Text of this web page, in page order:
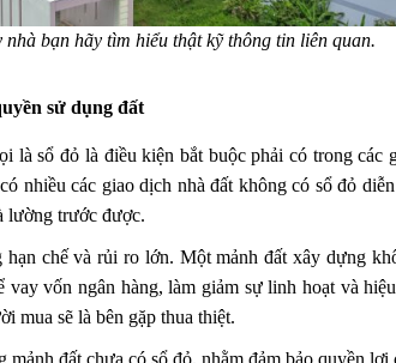
bạn hãy tìm hiểu thật kỹ thông tin liên quan.
sử dụng đất
là sổ đỏ là điều kiện bắt buộc phải có trong các
nhiều các giao dịch nhà đất không có sổ đỏ
lường trước được.
hạn chế và rủi ro lớn. Một mảnh đất xây dựng
vay vốn ngân hàng, làm giảm sự linh hoạt và
mua sẽ là bên gặp thua thiệt.